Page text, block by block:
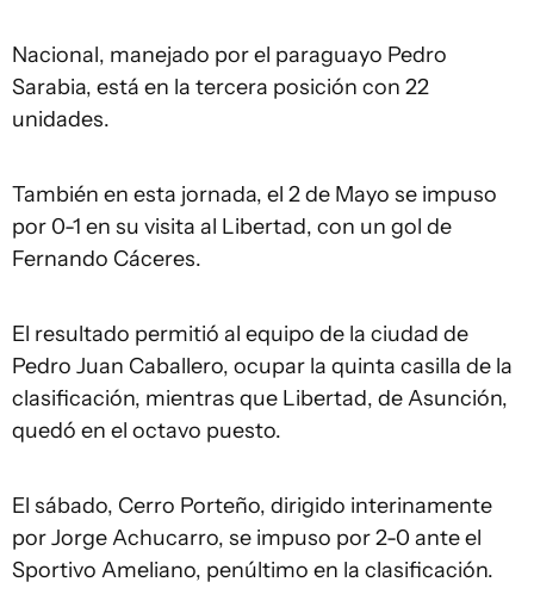
Nacional, manejado por el paraguayo Pedro
Sarabia, está en la tercera posición con 22
unidades.
También en esta jornada, el 2 de Mayo se impuso
por 0-1 en su visita al Libertad, con un gol de
Fernando Cáceres.
El resultado permitió al equipo de la ciudad de
Pedro Juan Caballero, ocupar la quinta casilla de la
clasificación, mientras que Libertad, de Asunción,
quedó en el octavo puesto.
El sábado, Cerro Porteño, dirigido interinamente
por Jorge Achucarro, se impuso por 2-0 ante el
Sportivo Ameliano, penúltimo en la clasificación.